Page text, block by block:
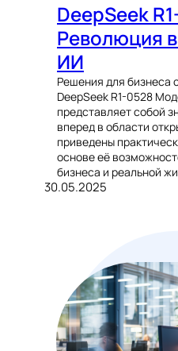
DeepSeek
Революция
ИИ
Решения для бизнеса
DeepSeek R1-0528
представляет собой
вперед в области
приведены
основе её
бизнеса и реальной
30.05.2025